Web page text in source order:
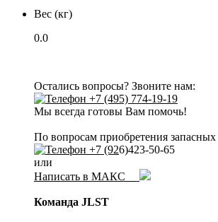
Вес (кг)
0.0
Остались вопросы? Звоните нам:
+7 (495) 774-19-19
Мы всегда готовы Вам помочь!
По вопросам приобретения запасных
+7 (926)423-50-65
или
Написать в МАКС
Команда JLST